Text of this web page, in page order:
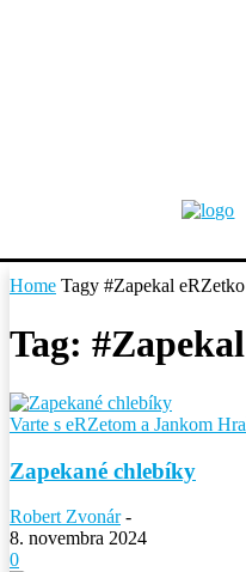
Home Tagy #Zapekal eRZetko
Tag:
Varte s eRZetom a Jankom
Zapekané chlebíky
Robert Zvonár -
8. novembra 2024
0